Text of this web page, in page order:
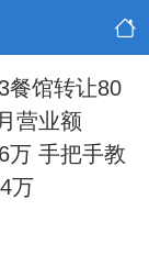
餐馆转让80
营业额
万 手把手教
万